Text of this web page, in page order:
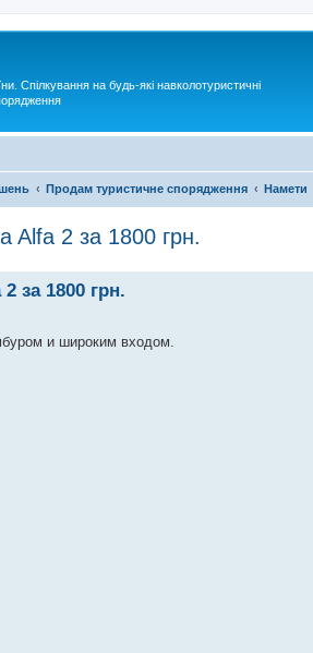
Спілкування на будь-які навколотуристичні
Продам туристичне спорядження Намети
Alfa 2 за 1800 грн.
за 1800 грн.
и широким входом.